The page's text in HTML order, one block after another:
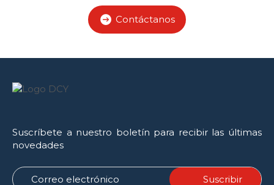
Contáctanos
Suscríbete a nuestro boletín para recibir las últimas
novedades